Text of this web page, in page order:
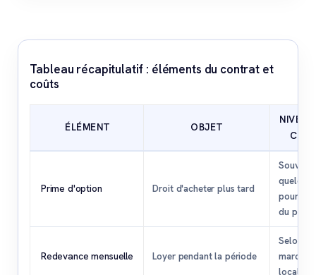
Tableau récapitulatif : éléments du contrat et
coûts
ÉLÉMENT OBJET
Prime d'option Droit d'acheter plus tard
Souvent
quelques
du prix
Redevance mensuelle Loyer pendant la période
Selon
marché
local